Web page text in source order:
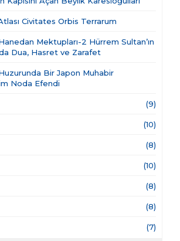
Civitates Orbis Terrarum
Mektupları-2 Hürrem Sultan’ın
Dua, Hasret ve Zarafet
Bir Japon Muhabir
Noda Efendi
(9)
(10)
(8)
(10)
(8)
(8)
(7)